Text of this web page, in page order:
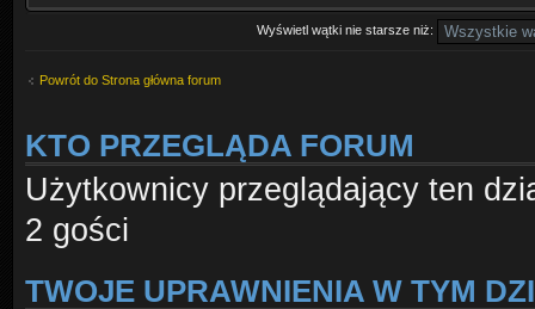
Wyświetl wątki nie starsze niż:
Powrót do Strona główna forum
KTO PRZEGLĄDA FORUM
Użytkownicy przeglądający ten
2 gości
TWOJE UPRAWNIENIA W TYM